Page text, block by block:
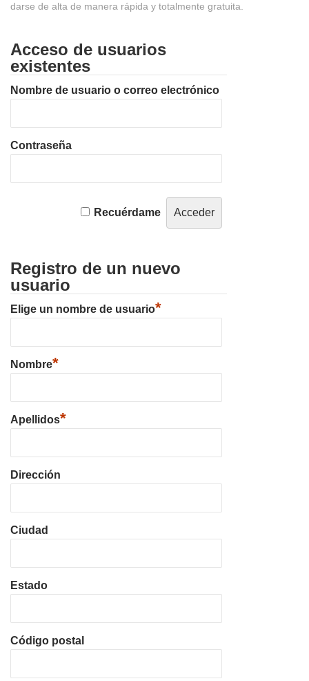
darse de alta de manera rápida y totalmente gratuita.
Acceso de usuarios
existentes
Nombre de usuario o correo electrónico
Contraseña
Recuérdame
Registro de un nuevo
usuario
Elige un nombre de usuario*
Nombre*
Apellidos*
Dirección
Ciudad
Estado
Código postal